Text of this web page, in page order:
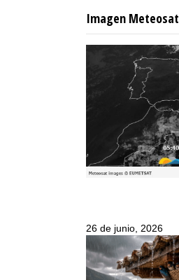
Imagen Meteosat
26 de junio, 2026